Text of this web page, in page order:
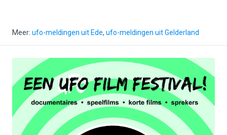
Meer: ufo-meldingen uit Ede, ufo-meldingen uit Gelderland